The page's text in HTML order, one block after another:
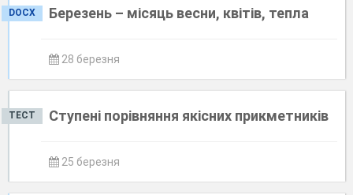
DOCX Березень – місяць весни, квітів, тепла
28 березня
ТЕСТ Ступені порівняння якісних прикметників
25 березня